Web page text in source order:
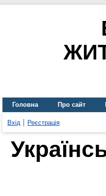
Головна Про сайт
Вхід Реєстрація